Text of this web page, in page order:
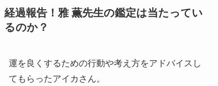
経過報告！雅 薫先生の鑑定は当たってい
るのか？
運を良くするための行動や考え方をアドバイスし
てもらったアイカさん。